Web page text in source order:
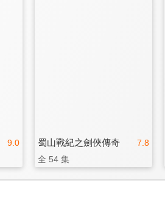
9.0 7.8
蜀山戰紀之劍俠傳奇
全 54 集